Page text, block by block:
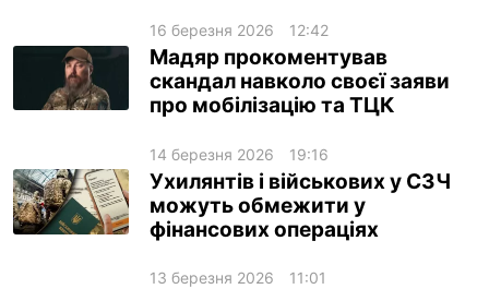
16 березня 2026 12:42
Мадяр прокоментував
скандал навколо своєї заяви
про мобілізацію та ТЦК
14 березня 2026 19:16
Ухилянтів і військових у СЗЧ
можуть обмежити у
фінансових операціях
13 березня 2026 11:01